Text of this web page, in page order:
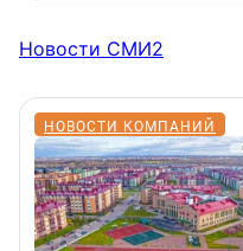
Новости СМИ2
НОВОСТИ КОМПАНИЙ